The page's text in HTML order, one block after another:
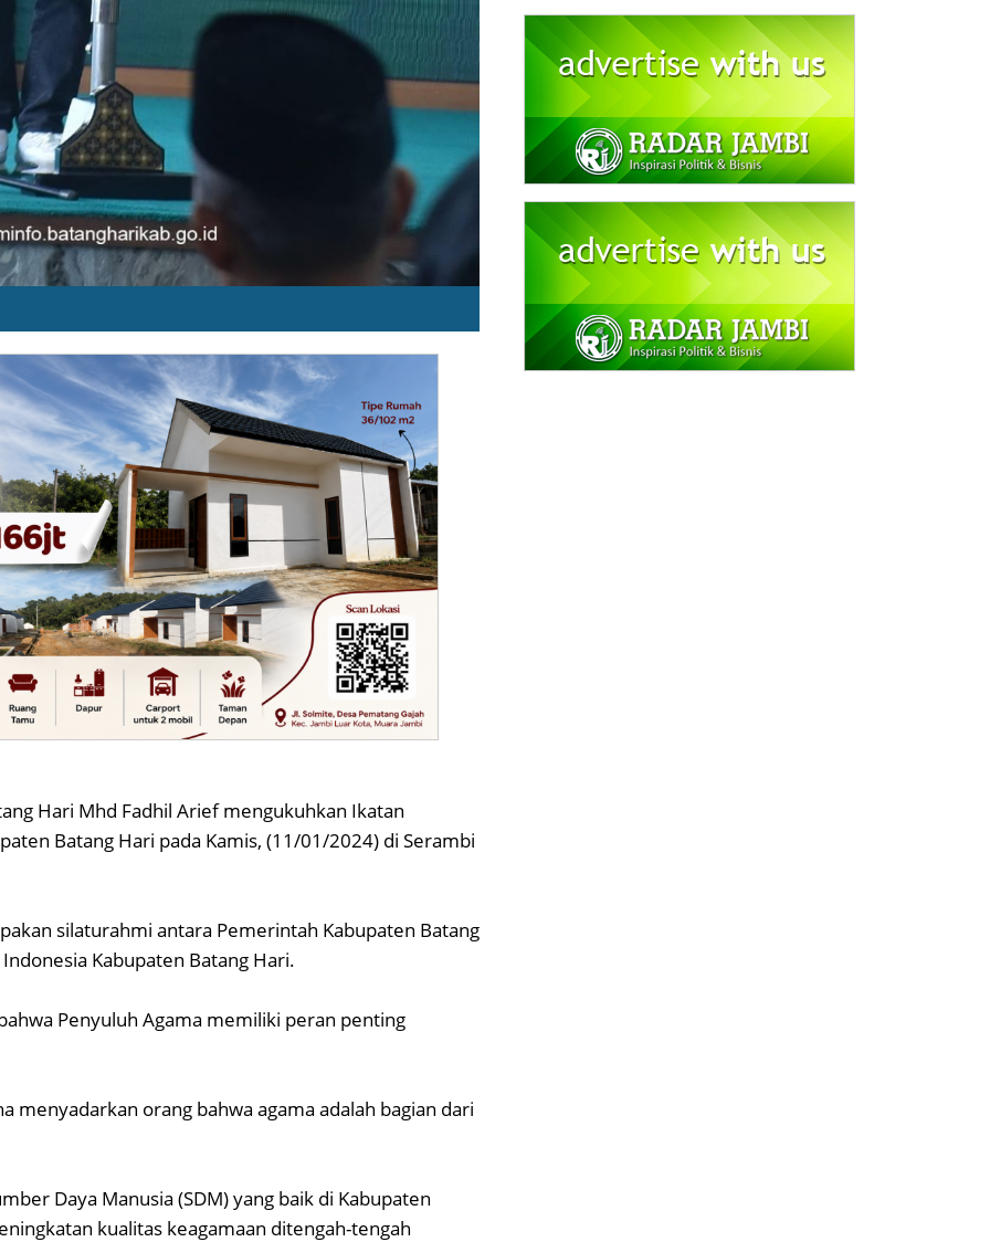
Hari Mhd Fadhil Arief mengukuhkan Ikatan
Batang Hari pada Kamis, (11/01/2024) di Serambi
silaturahmi antara Pemerintah Kabupaten Batang
Kabupaten Batang Hari.
Penyuluh Agama memiliki peran penting
menyadarkan orang bahwa agama adalah bagian dari
Daya Manusia (SDM) yang baik di Kabupaten
kualitas keagamaan ditengah-tengah